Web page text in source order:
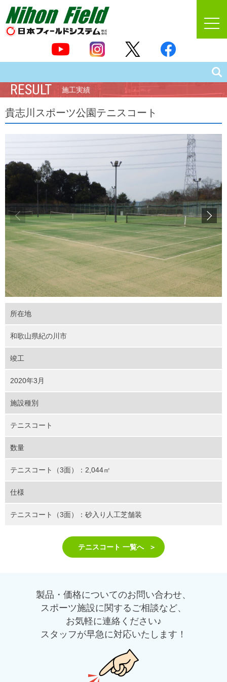
RESULT 施工実績
貴志川スポーツ公園テニスコート
所在地
和歌山県紀の川市
竣工
2020年3月
施設種別
テニスコート
数量
テニスコート（3面）：2,044㎡
仕様
テニスコート（3面）：砂入り人工芝舗装
テニスコート 一覧へ
製品・価格についてのお問い合わせ、
スポーツ施設に関するご相談など、
お気軽に連絡ください♪
スタッフが早急に対応いたします！